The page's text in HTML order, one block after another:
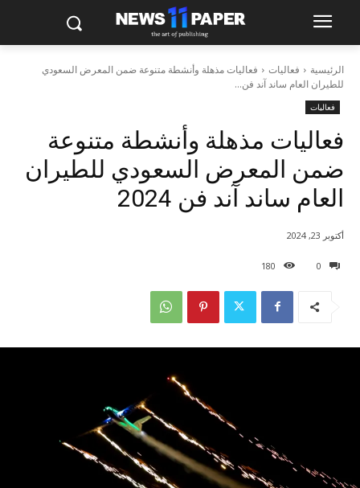
الرئيسية فعاليات
فعاليات مذهلة وأنشطة متنوعة ضمن المعرض السعودي
للطيران العام ساند آند فن...
فعاليات
فعاليات مذهلة وأنشطة متنوعة
ضمن المعرض السعودي للطيران
العام ساند آند فن 2024
0
180
أكتوبر 23, 2024